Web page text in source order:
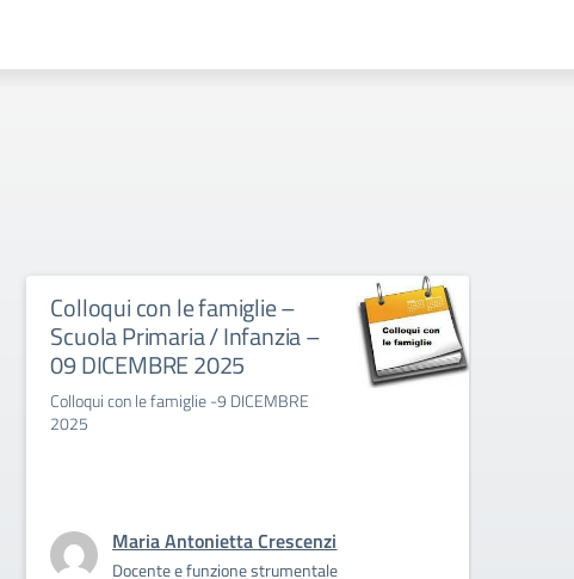
Colloqui con le famiglie –
Scuola Primaria / Infanzia –
09 DICEMBRE 2025
Colloqui con le famiglie -9 DICEMBRE
2025
Maria Antonietta Crescenzi
Docente e funzione strumentale